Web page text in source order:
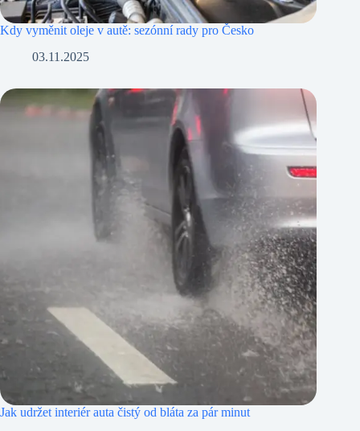
Kdy vyměnit oleje v autě: sezónní rady pro Česko
03.11.2025
Jak udržet interiér auta čistý od bláta za pár minut